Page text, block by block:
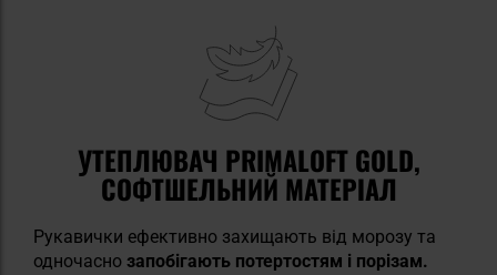
УТЕПЛЮВАЧ PRIMALOFT GOLD,
СОФТШЕЛЬНИЙ МАТЕРІАЛ
Рукавички ефективно захищають від морозу та
одночасно запобігають потертостям і порізам.